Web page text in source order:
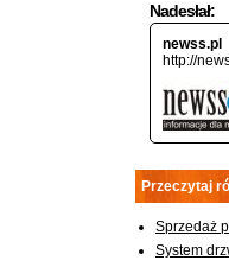
Nadesłał:
newss.pl
http://
Przeczytaj
Sprzedaż
System